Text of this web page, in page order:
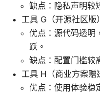
缺点：隐私声明较
工具 G（开源社区版）
优点：源代码透明
跃。
缺点：配置门槛较
工具 H（商业方案赠
优点：使用体验稳